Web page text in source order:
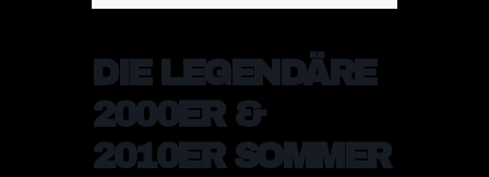
DIE LEGENDÄRE
2000ER &
2010ER SOMMER